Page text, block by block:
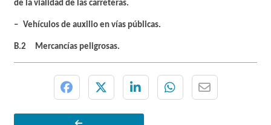
de la vialidad de las carreteras.
– Vehículos de auxilio en vías públicas.
B.2 Mercancías peligrosas.